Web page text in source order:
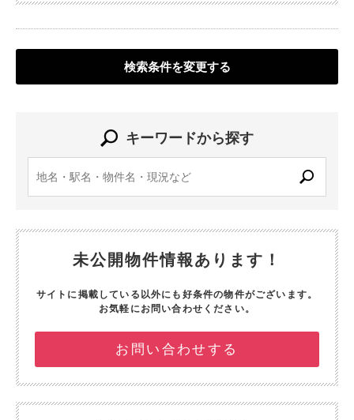
検索条件を変更する
キーワードから探す
未公開物件情報あります！
サイトに掲載している以外にも好条件の物件がございます。
お気軽にお問い合わせください。
お問い合わせする